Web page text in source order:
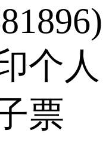
个人
票